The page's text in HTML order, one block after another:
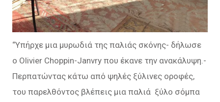
“Υπήρχε μια μυρωδιά της παλιάς σκόνης- δήλωσε
ο Olivier Choppin-Janvry που έκανε την ανακάλυψη.-
Περπατώντας κάτω από ψηλές ξύλινες οροφές,
του παρελθόντος βλέπεις μια παλιά ξύλο σόμπα